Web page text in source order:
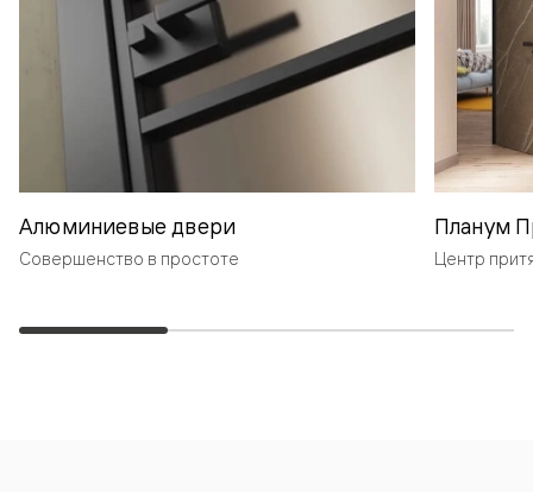
Алюминиевые двери
Совершенство в простоте
Планум
Центр